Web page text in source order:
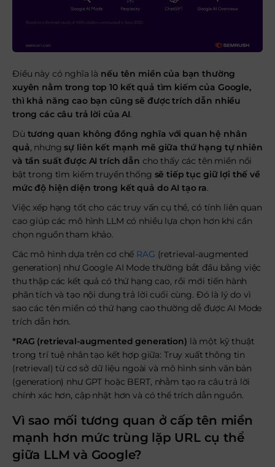
Điều này có nghĩa là nếu tên miền của bạn thường
xuyên nằm trong top 10 kết quả tìm kiếm của Google,
thì khả năng cao bạn cũng sẽ được trích dẫn nhiều
trong các câu trả lời của AI.
Dù tương quan không đồng nghĩa với quan hệ nhân
quả, nhưngsự liên kết mạnh mẽ giữa thứ hạng tự nhiên
và tần suất được AI trích dẫn cho thấy các tên miền nổi
bật trong tìm kiếm truyền thống sẽ tiếp tục giữ lợi thế về
mức độ hiện diện trong kết quả do AI tạo ra.
Việc xếp hạng tốt cho các truy vấn cụ thể, có tính liên quan
cao giúp các mô hình LLM có nhiều lựa chọn hơn khi cần
chọn nguồn tham khảo.
Các mô hình dựa trên cơ chế RAG (retrieval-augmented
generation) như Google AI Mode thường bắt đầu bằng việc
thu thập các kết quả có thứ hạng cao, rồi mới tiến hành
phân tích và tạo nội dung trả lời cuối cùng. Đó là lý do vì
sao các tên miền có thứ hạng cao thường dễ được AI Mode
trích dẫn hơn.
*RAG (retrieval-augmented generation) là một kỹ thuật
trong trí tuệ nhân tạo kết hợp giữa: Truy xuất thông tin
(retrieval) từ cơ sở dữ liệu ngoài và mô hình sinh văn bản
(generation) như GPT hoặc BERT, nhằm tạo ra câu trả lời
chính xác hơn, cập nhật hơn và có thể trích dẫn nguồn.
Vì sao mối tương quan ở cấp tên miền
mạnh hơn mức trùng lặp URL cụ thể
giữa LLM và Google?